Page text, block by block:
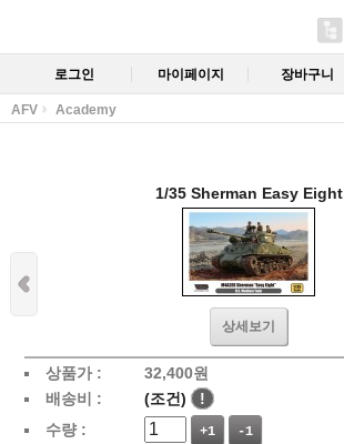
로그인 마이페이지 장바구니
AFV Academy
1/35 Sherman Easy Eight
상세보기
상품가 : 32,400원
배송비 :
(조건)
!
수량 :
+1 -1